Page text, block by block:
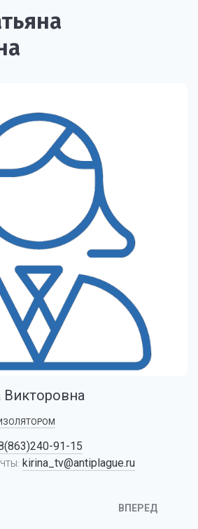
Викторовна
91-15
kirina_tv@antiplague.ru
ВПЕРЕД